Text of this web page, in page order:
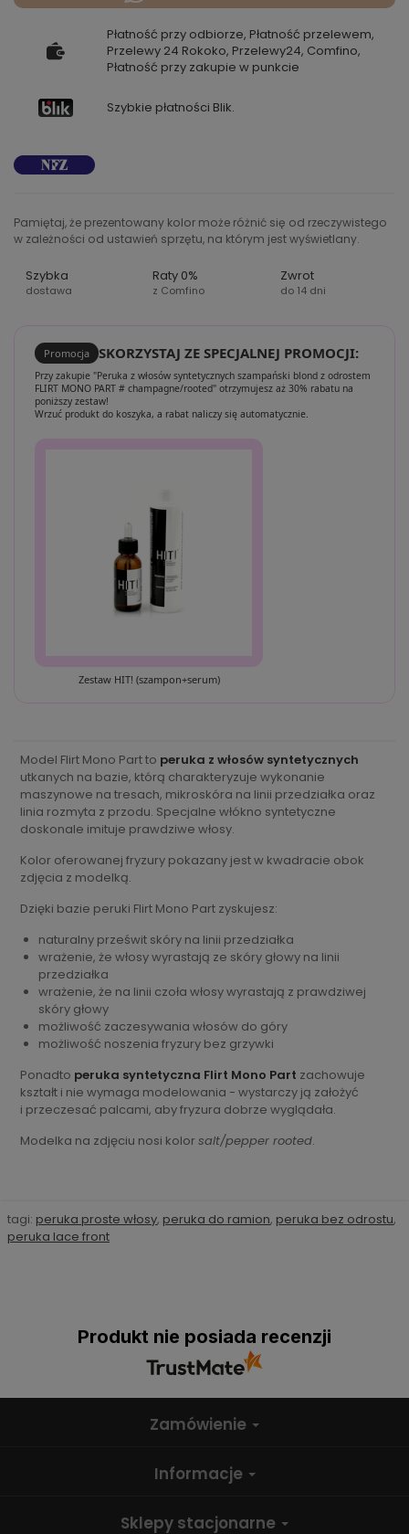
Płatność przy odbiorze, Płatność przelewem,
Przelewy 24 Rokoko, Przelewy24, Comfino,
Płatność przy zakupie w punkcie
Szybkie płatności Blik.
Pamiętaj, że prezentowany kolor może różnić się od rzeczywistego
w zależności od ustawień sprzętu, na którym jest wyświetlany.
Szybka
dostawa
Raty 0%
z Comfino
Zwrot
do 14 dni
Promocja SKORZYSTAJ ZE SPECJALNEJ PROMOCJI:
Przy zakupie "Peruka z włosów syntetycznych szampański blond z odrostem
FLIRT MONO PART # champagne/rooted" otrzymujesz aż 30% rabatu na
poniższy zestaw!
Wrzuć produkt do koszyka, a rabat naliczy się automatycznie.
Zestaw HIT! (szampon+serum)
Model Flirt Mono Part to peruka z włosów syntetycznych
utkanych na bazie, którą charakteryzuje wykonanie
maszynowe na tresach, mikroskóra na linii przedziałka oraz
linia rozmyta z przodu. Specjalne włókno syntetyczne
doskonale imituje prawdziwe włosy.
Kolor oferowanej fryzury pokazany jest w kwadracie obok
zdjęcia z modelką.
Dzięki bazie peruki Flirt Mono Part zyskujesz:
naturalny prześwit skóry na linii przedziałka
wrażenie, że włosy wyrastają ze skóry głowy na linii
przedziałka
wrażenie, że na linii czoła włosy wyrastają z prawdziwej
skóry głowy
możliwość zaczesywania włosów do góry
możliwość noszenia fryzury bez grzywki
Ponadto peruka syntetyczna Flirt Mono Part zachowuje
kształt i nie wymaga modelowania - wystarczy ją założyć
i przeczesać palcami, aby fryzura dobrze wyglądała.
Modelka na zdjęciu nosi kolor salt/pepper rooted.
tagi: peruka proste włosy, peruka do ramion, peruka bez odrostu,
peruka lace front
Produkt nie posiada recenzji
Zamówienie
Informacje
Sklepy stacjonarne